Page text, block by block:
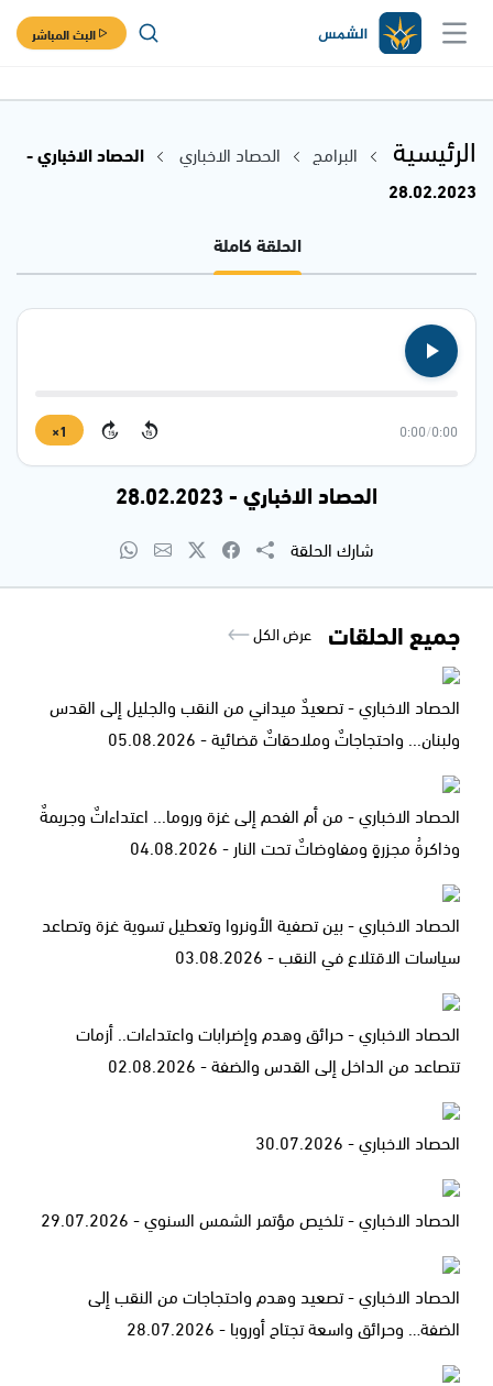
البث المباشر
الرئيسية البرامج الحصاد الاخباري
الحصاد الاخباري -
28.02.2023
الحلقة كاملة
0:00
/
0:00
15
15
1×
الحصاد الاخباري - 28.02.2023
شارك الحلقة
جميع الحلقات عرض الكل
الحصاد الاخباري - تصعيدٌ ميداني من النقب والجليل إلى القدس
ولبنان... واحتجاجاتٌ وملاحقاتٌ قضائية - 05.08.2026
الحصاد الاخباري - من أم الفحم إلى غزة وروما... اعتداءاتٌ وجريمةٌ
وذاكرةُ مجزرةٍ ومفاوضاتٌ تحت النار - 04.08.2026
الحصاد الاخباري - بين تصفية الأونروا وتعطيل تسوية غزة وتصاعد
سياسات الاقتلاع في النقب - 03.08.2026
الحصاد الاخباري - حرائق وهدم وإضرابات واعتداءات.. أزمات
تتصاعد من الداخل إلى القدس والضفة - 02.08.2026
الحصاد الاخباري - 30.07.2026
الحصاد الاخباري - تلخيص مؤتمر الشمس السنوي - 29.07.2026
الحصاد الاخباري - تصعيد وهدم واحتجاجات من النقب إلى
الضفة… وحرائق واسعة تجتاح أوروبا - 28.07.2026